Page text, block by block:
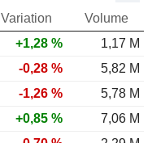
Variation
Volume
+1,28 %
1,17 M
-0,28 %
5,82 M
-1,26 %
5,78 M
+0,85 %
7,06 M